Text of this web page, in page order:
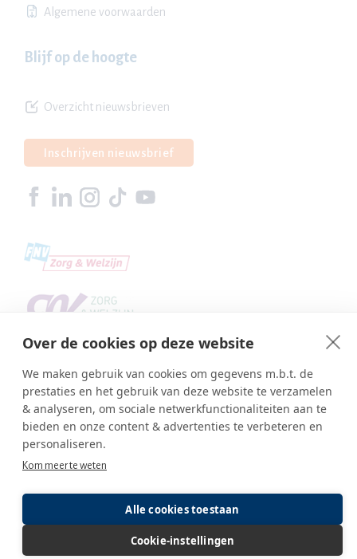
Over de cookies op deze website
We maken gebruik van cookies om gegevens m.b.t. de
prestaties en het gebruik van deze website te verzamelen
& analyseren, om sociale netwerkfunctionaliteiten aan te
bieden en onze content & advertenties te verbeteren en
personaliseren.
Kom meer te weten
Alle cookies toestaan
Cookie-instellingen
Algemene voorwaarden
Blijf op de hoogte
Overzicht nieuwsbrieven
Inschrijven nieuwsbrief
Copyright © SBA Web 2026
Ambasco webdesign